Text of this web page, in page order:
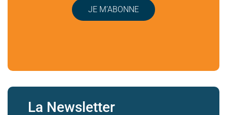
JE M’ABONNE
La Newsletter